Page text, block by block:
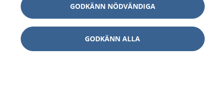
GODKÄNN NÖDVÄNDIGA
GODKÄNN ALLA